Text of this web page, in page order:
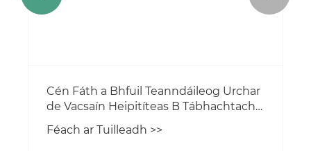
Cén Fáth a Bhfuil Teanndáileog Urchar
de Vacsaín Heipitíteas B Tábhachtach
maidir le Cosaint Fhadtéarmach?
Féach ar Tuilleadh >>